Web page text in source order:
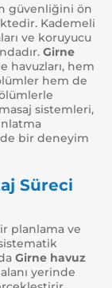
güvenliğini ön
Kademeli
ve koruyucu
Girne
havuzları, hem
hem de
sistemleri,
bir deneyim
Süreci
planlama ve
Girne havuz
yerinde